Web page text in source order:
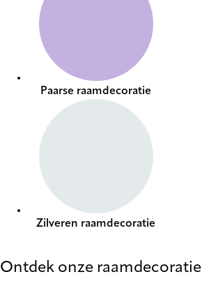
Paarse raamdecoratie
Zilveren raamdecoratie
Ontdek onze raamdecoratie